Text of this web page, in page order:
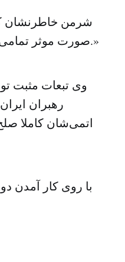
شرمن خاطرنشان
صورت موثر تمامی راه‌های ممکن ایران برای دستیابی به تسلیحات اتمی را مسدود کند.»
وی تبعات مثبت
رهبران
اتمی‌شان کاملا
با روی کار آمدن